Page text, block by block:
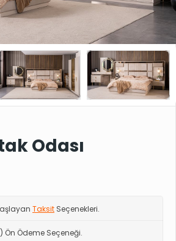
Odası
Taksit Seçenekleri.
Ön Ödeme Seçeneği.